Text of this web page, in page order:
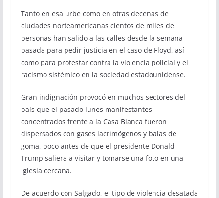
Tanto en esa urbe como en otras decenas de
ciudades norteamericanas cientos de miles de
personas han salido a las calles desde la semana
pasada para pedir justicia en el caso de Floyd, así
como para protestar contra la violencia policial y el
racismo sistémico en la sociedad estadounidense.
Gran indignación provocó en muchos sectores del
país que el pasado lunes manifestantes
concentrados frente a la Casa Blanca fueron
dispersados con gases lacrimógenos y balas de
goma, poco antes de que el presidente Donald
Trump saliera a visitar y tomarse una foto en una
iglesia cercana.
De acuerdo con Salgado, el tipo de violencia desatada